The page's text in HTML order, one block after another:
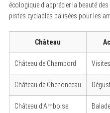
écologique d’apprécier la beauté
pistes cyclables balisées pour les
Château
Château de Chambord
Château de Chenonceau
Château d’Amboise